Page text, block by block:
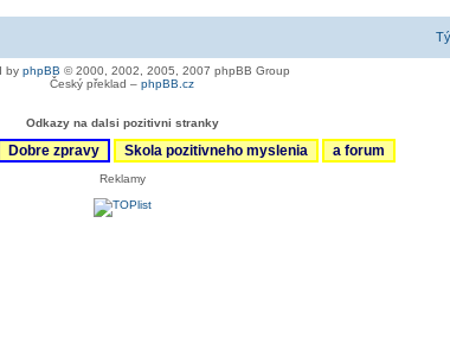
by phpBB © 2000, 2002, 2005, 2007 phpBB Group
Český překlad – phpBB.cz
Odkazy na dalsi pozitivni stranky
Dobre zpravy Skola pozitivneho myslenia a forum
Reklamy